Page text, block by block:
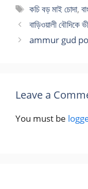
Tags
কচি বড় মাই চোদা,
বাড়িওয়ালী বৌদিকে
ammur gud pod
Leave a
You must be